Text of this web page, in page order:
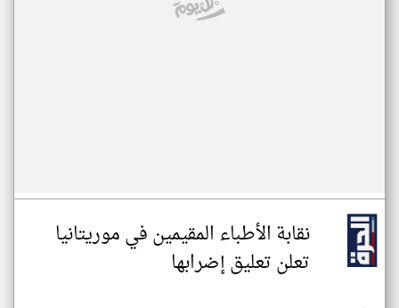
نقابة الأطباء المقيمين في موريتانيا
تعلن تعليق إضرابها